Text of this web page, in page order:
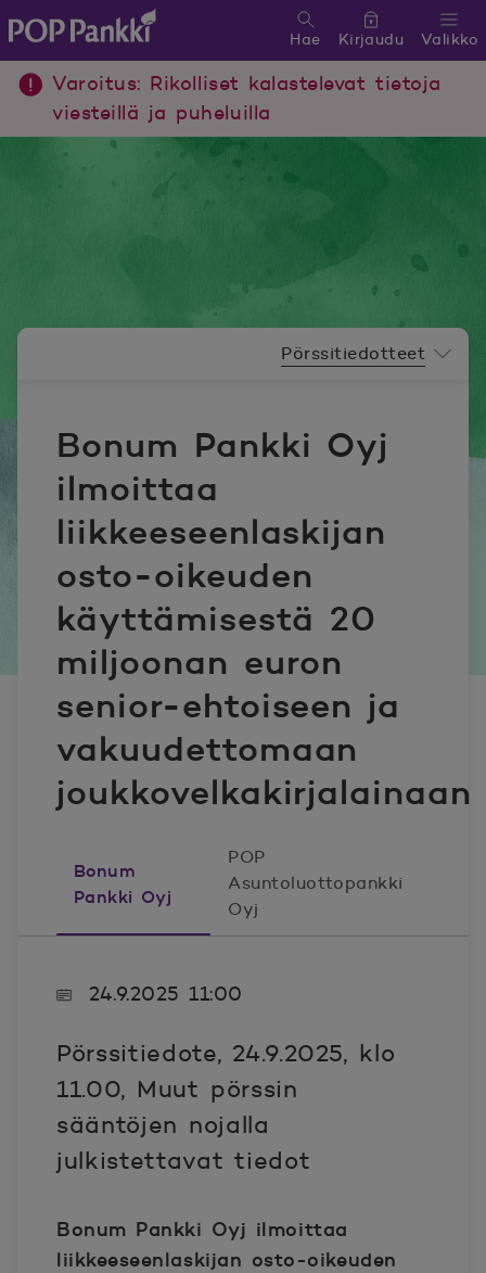
POP Pankki, etusivulle
Valikko
Hae Kirjaudu
Varoitus: Rikolliset kalastelevat tietoja
viesteillä ja puheluilla
Bonum Pankki Oyj
ilmoittaa
liikkeeseenlaskijan
osto-oikeuden
käyttämisestä 20
miljoonan euron
senior-ehtoiseen ja
vakuudettomaan
joukkovelkakirjalainaan
Pörssitiedotteet
Bonum
Pankki Oyj
POP
Asuntoluottopankki
Oyj
24.9.2025 11:00
Pörssitiedote, 24.9.2025, klo
11.00, Muut pörssin
sääntöjen nojalla
julkistettavat tiedot
Bonum Pankki Oyj ilmoittaa
liikkeeseenlaskijan osto-oikeuden